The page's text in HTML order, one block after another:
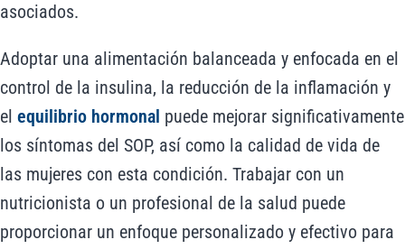
asociados.
Adoptar una alimentación balanceada y enfocada en el
control de la insulina, la reducción de la inflamación y
el equilibrio hormonal puede mejorar significativamente
los síntomas del SOP, así como la calidad de vida de
las mujeres con esta condición. Trabajar con un
nutricionista o un profesional de la salud puede
proporcionar un enfoque personalizado y efectivo para